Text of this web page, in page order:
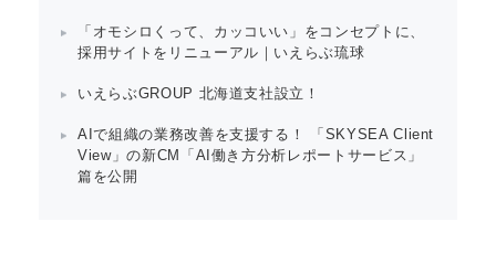
「オモシロくって、カッコいい」をコンセプトに、
採用サイトをリニューアル｜いえらぶ琉球
いえらぶGROUP 北海道支社設立！
AIで組織の業務改善を支援する！ 「SKYSEA Client
View」の新CM「AI働き方分析レポートサービス」
篇を公開